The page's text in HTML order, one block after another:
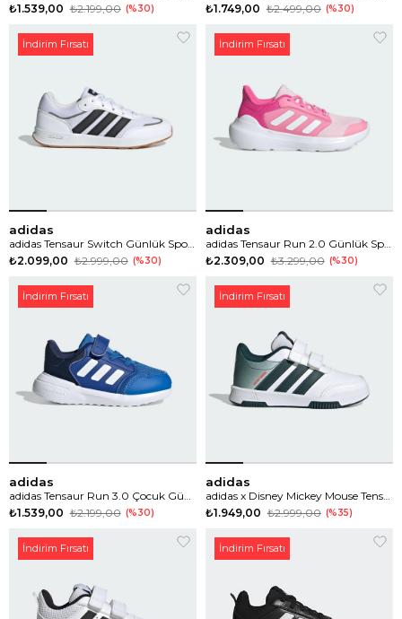
₺1.539,00 ₺2.199,00 %30
₺1.749,00 ₺2.499,00 %30
adidas
adidas Tensaur Switch Günlük Spor Ayakkabı
₺2.099,00 ₺2.999,00 %30
İndirim Fırsatı
adidas
adidas Tensaur Run 2.0 Günlük Spor Ayakkabı
₺2.309,00 ₺3.299,00 %30
İndirim Fırsatı
adidas
adidas Tensaur Run 3.0 Çocuk Günlük Spor Ayakkabı
₺1.539,00 ₺2.199,00 %30
İndirim Fırsatı
adidas
adidas x Disney Mickey Mouse Tensaur Çocuk Günlük Spor Ayakkabı
₺1.949,00 ₺2.999,00 %35
İndirim Fırsatı
İndirim Fırsatı İndirim Fırsatı